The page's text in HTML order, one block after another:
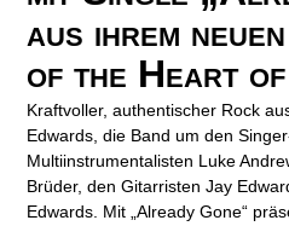
aus ihrem
of the Heart of
Kraftvoller, authentischer Rock
Edwards, die Band um den
Multiinstrumentalisten Luke
Brüder, den Gitarristen Jay
Edwards. Mit „Already Gone“